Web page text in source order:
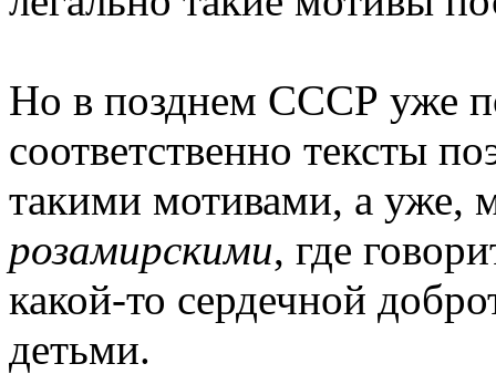
Но в позднем СССР уже
соответственно тексты
такими мотивами, а уже,
розамирскими, где
какой-то сердечной
детьми.